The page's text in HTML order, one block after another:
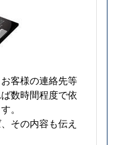
客様の連絡先等
数時間程度で依
。
その内容も伝え